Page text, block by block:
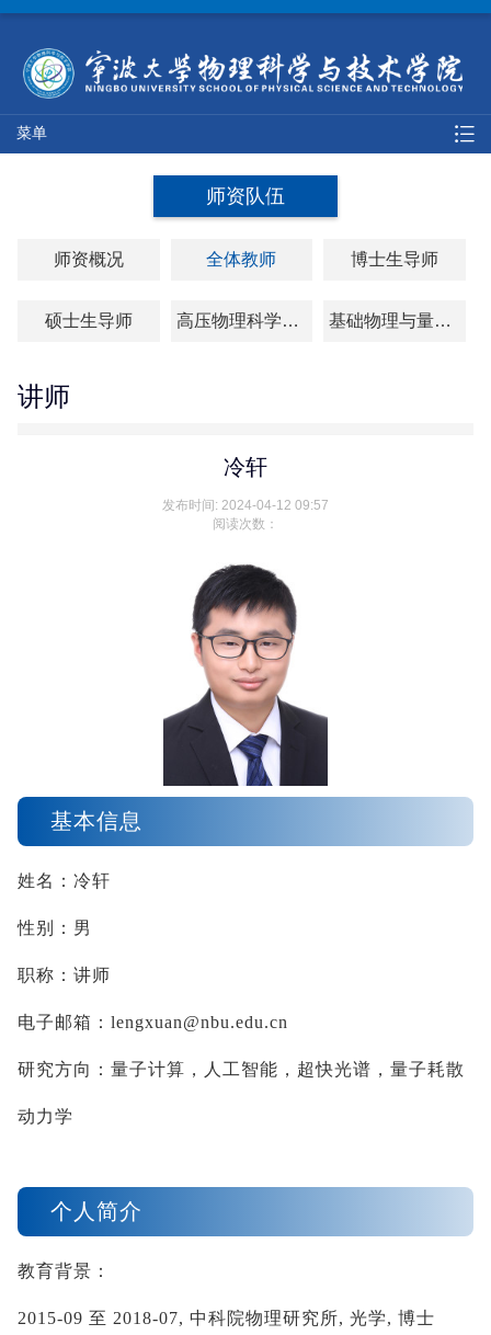
菜单
师资队伍
师资概况 全体教师 博士生导师
硕士生导师 高压物理科学研究院 基础物理与量子科技研究院
讲师
冷轩
发布时间: 2024-04-12 09:57
阅读次数：
基本信息
姓名：冷轩
性别：男
职称：讲师
电子邮箱： lengxuan@nbu.edu.cn
研究方向：量子计算，人工智能，超快光谱，量子耗散
动力学
个人简介
教育背景：
2015-09 至 2018-07, 中科院物理研究所, 光学, 博士